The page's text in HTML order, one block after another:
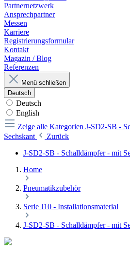
Partnernetzwerk
Ansprechpartner
Messen
Karriere
Registrierungsformular
Kontakt
Magazin / Blog
Referenzen
Menü schließen
Deutsch
Deutsch
English
Zeige alle Kategorien J-SD2-SB -
Sechskant
Zurück
J-SD2-SB - Schalldämpfer - mit
Home
Pneumatikzubehör
Serie J10 - Installationsmaterial
J-SD2-SB - Schalldämpfer - mit